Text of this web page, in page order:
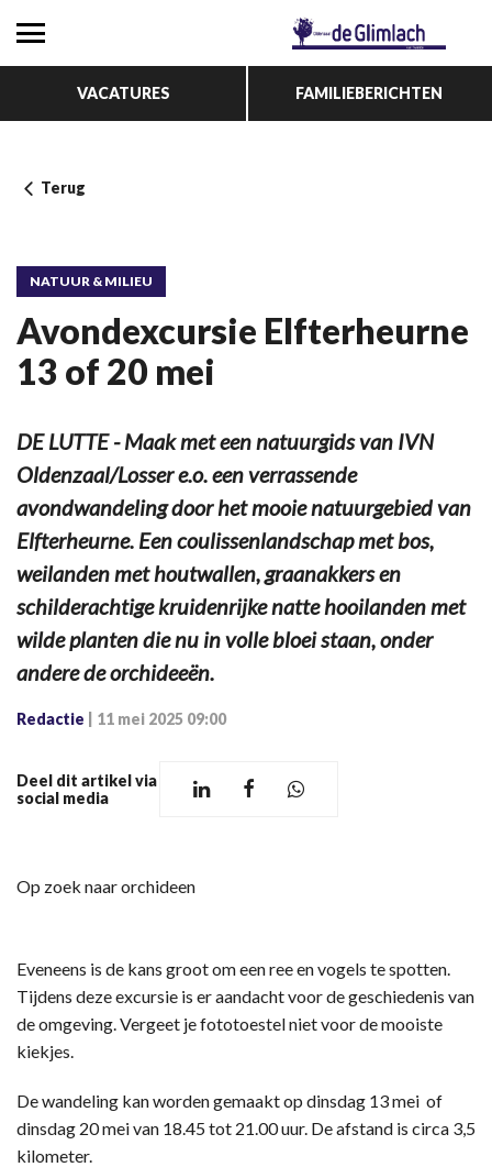
VACATURES FAMILIEBERICHTEN
Terug
NATUUR & MILIEU
Avondexcursie Elfterheurne
13 of 20 mei
DE LUTTE - Maak met een natuurgids van IVN
Oldenzaal/Losser e.o. een verrassende
avondwandeling door het mooie natuurgebied van
Elfterheurne. Een coulissenlandschap met bos,
weilanden met houtwallen, graanakkers en
schilderachtige kruidenrijke natte hooilanden met
wilde planten die nu in volle bloei staan, onder
andere de orchideeën.
Redactie 11 mei 2025 09:00
Deel dit artikel via
social media
Op zoek naar orchideen
Eveneens is de kans groot om een ree en vogels te spotten.
Tijdens deze excursie is er aandacht voor de geschiedenis van
de omgeving. Vergeet je fototoestel niet voor de mooiste
kiekjes.
De wandeling kan worden gemaakt op dinsdag 13 mei of
dinsdag 20 mei van 18.45 tot 21.00 uur. De afstand is circa 3,5
kilometer.